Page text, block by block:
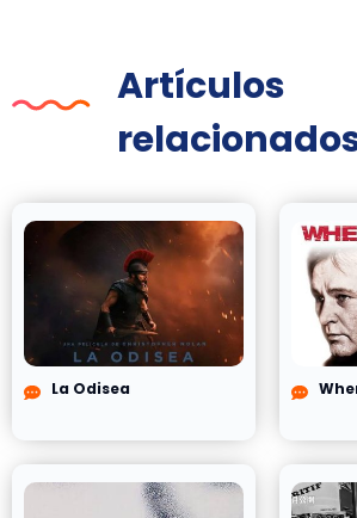
Artículos
La Odisea